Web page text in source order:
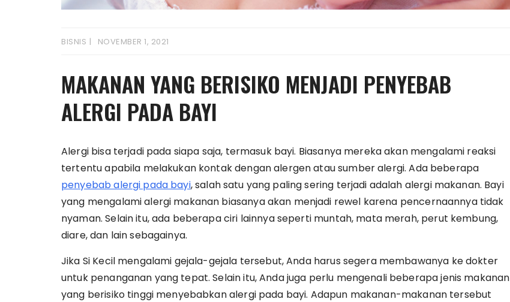
BISNIS NOVEMBER 1, 2021
MAKANAN YANG BERISIKO MENJADI PENYEBAB
ALERGI PADA BAYI
Alergi bisa terjadi pada siapa saja, termasuk bayi. Biasanya mereka akan mengalami reaksi
tertentu apabila melakukan kontak dengan alergen atau sumber alergi. Ada beberapa
penyebab alergi pada bayi, salah satu yang paling sering terjadi adalah alergi makanan. Bayi
yang mengalami alergi makanan biasanya akan menjadi rewel karena pencernaannya tidak
nyaman. Selain itu, ada beberapa ciri lainnya seperti muntah, mata merah, perut kembung,
diare, dan lain sebagainya.
Jika Si Kecil mengalami gejala-gejala tersebut, Anda harus segera membawanya ke dokter
untuk penanganan yang tepat. Selain itu, Anda juga perlu mengenali beberapa jenis makanan
yang berisiko tinggi menyebabkan alergi pada bayi. Adapun makanan-makanan tersebut